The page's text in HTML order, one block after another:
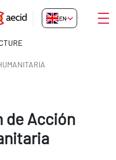
EN-GB
de Acción